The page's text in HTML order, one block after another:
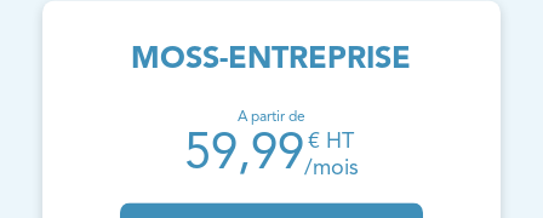
MOSS-ENTREPRISE
A partir de
59,99 € HT
/mois